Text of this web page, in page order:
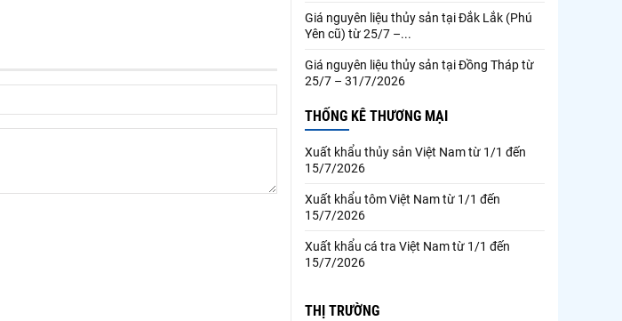
Giá nguyên liệu thủy sản tại Đắk Lắk (Phú
Yên cũ) từ 25/7 –...
Giá nguyên liệu thủy sản tại Đồng Tháp từ
25/7 – 31/7/2026
THỐNG KÊ THƯƠNG MẠI
Xuất khẩu thủy sản Việt Nam từ 1/1 đến
15/7/2026
Xuất khẩu tôm Việt Nam từ 1/1 đến
15/7/2026
Xuất khẩu cá tra Việt Nam từ 1/1 đến
15/7/2026
THỊ TRƯỜNG